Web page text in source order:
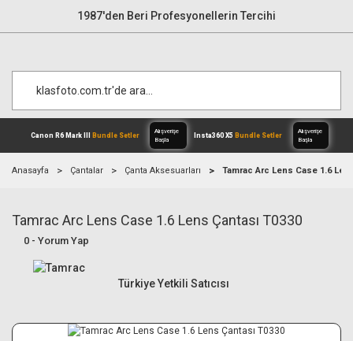
1987'den Beri Profesyonellerin Tercihi
Canon R6 Mark III Bundle Setler
Alışverişe
Anasayfa Çantalar Çanta Aksesuarları Tamrac Arc Lens Case 1.6
Tamrac Arc Lens Case 1.6 Lens Çantası T0330
0 - Yorum Yap
Türkiye Yetkili Satıcısı